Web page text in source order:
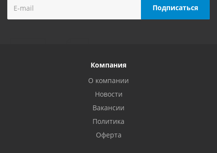
Компания
О компании
Новости
Вакансии
Политика
Оферта